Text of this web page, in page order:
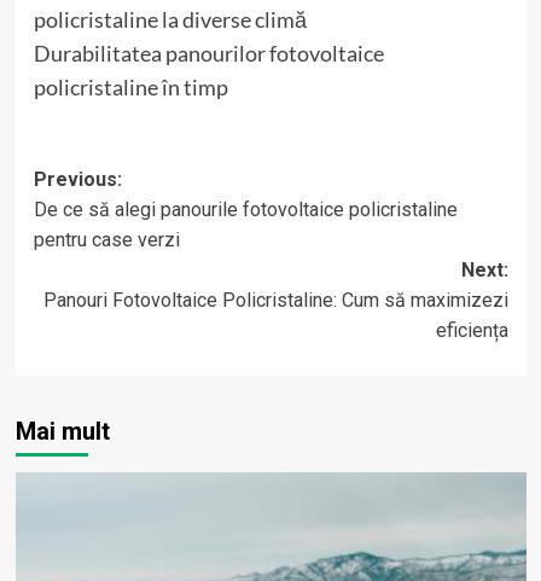
policristaline la diverse climă
Durabilitatea panourilor fotovoltaice
policristaline în timp
Post
navigation
Previous:
De ce să alegi panourile fotovoltaice policristaline
pentru case verzi
Next:
Panouri Fotovoltaice Policristaline: Cum să maximizezi
eficiența
Mai mult